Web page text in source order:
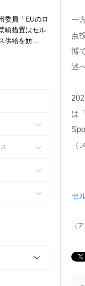
一
点
博
述
は
（
セ
（
委員「EUのロ
輸措置はセル
供給を妨...